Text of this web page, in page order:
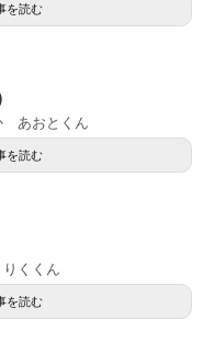
を読む
あおとくん
を読む
くくん
を読む